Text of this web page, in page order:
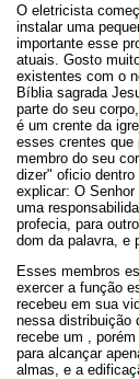
O eletricista
instalar uma
importante esse
atuais. Gosto
existentes com o
Bíblia sagrada
parte do seu
é um crente da
esses crentes que
membro do seu
dizer" oficio
explicar: O
uma
profecia, para
dom da palavra, e
Esses membros
exercer a função
recebeu em sua
nessa distribuição
recebe um ,
para alcançar
almas, e a